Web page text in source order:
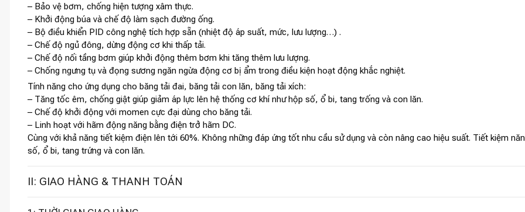
– Bảo vệ bơm, chống hiện tượng xâm thực.
– Khởi động búa và chế độ làm sạch đường ống.
– Bộ điều khiển PID công nghệ tích hợp sẵn (nhiệt độ áp suất, mức, lưu lượng…) .
– Chế độ ngủ đông, dừng động cơ khi thấp tải.
– Chế độ nối tầng bơm giúp khởi động thêm bơm khi tăng thêm lưu lượng.
– Chống ngưng tụ và đọng sương ngăn ngừa động cơ bị ẩm trong điều kiện hoạt động khắc nghiệt.
Tính năng cho ứng dụng cho băng tải đai, băng tải con lăn, băng tải xích:
– Tăng tốc êm, chống giật giúp giảm áp lực lên hệ thống cơ khí như hộp số, ổ bi, tang trống và con lăn.
– Chế độ khởi động với momen cực đại dùng cho băng tải.
– Linh hoạt với hãm động năng bằng điện trở hãm DC.
Cùng với khả năng tiết kiệm điện lên tới 60%. Không những đáp ứng tốt nhu cầu sử dụng và còn nâng cao hiệu suất. Tiết kiệm
số, ổ bi, tang trứng và con lăn.
II: GIAO HÀNG & THANH TOÁN